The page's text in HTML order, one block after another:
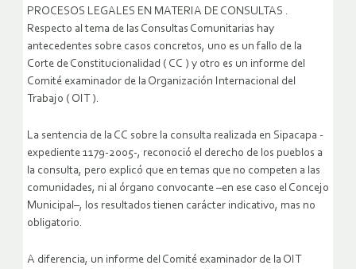
PROCESOS LEGALES EN MATERIA DE CONSULTAS .
Respecto al tema de las Consultas Comunitarias hay
antecedentes sobre casos concretos, uno es un fallo de la
Corte de Constitucionalidad ( CC ) y otro es un informe del
Comité examinador de la Organización Internacional del
Trabajo ( OIT ).
La sentencia de la CC sobre la consulta realizada en Sipacapa -
expediente 1179-2005-, reconoció el derecho de los pueblos a
la consulta, pero explicó que en temas que no competen a las
comunidades, ni al órgano convocante –en ese caso el Concejo
Municipal–, los resultados tienen carácter indicativo, mas no
obligatorio.
A diferencia, un informe del Comité examinador de la OIT